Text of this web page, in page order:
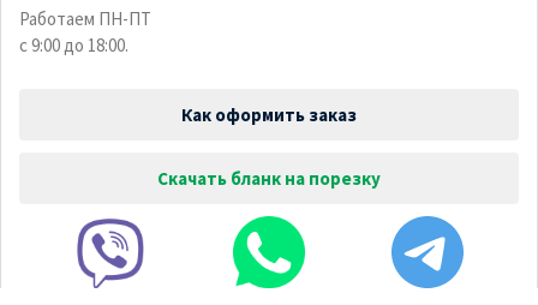
Работаем ПН-ПТ
с 9:00 до 18:00.
Как оформить заказ
Скачать бланк на порезку